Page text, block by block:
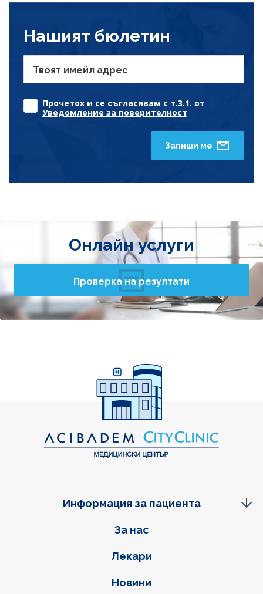
Нашият бюлетин
Твоят имейл адрес
Прочетох и се съгласявам с т.3.1. от
Уведомление за поверителност
Запиши ме
Онлайн услуги
Проверка на резултати
Фуутер навигация
За нас
Лекари
Новини
Информация за пациента